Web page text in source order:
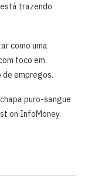
trazendo
como uma
foco em
empregos.
puro-sangue
on InfoMoney.